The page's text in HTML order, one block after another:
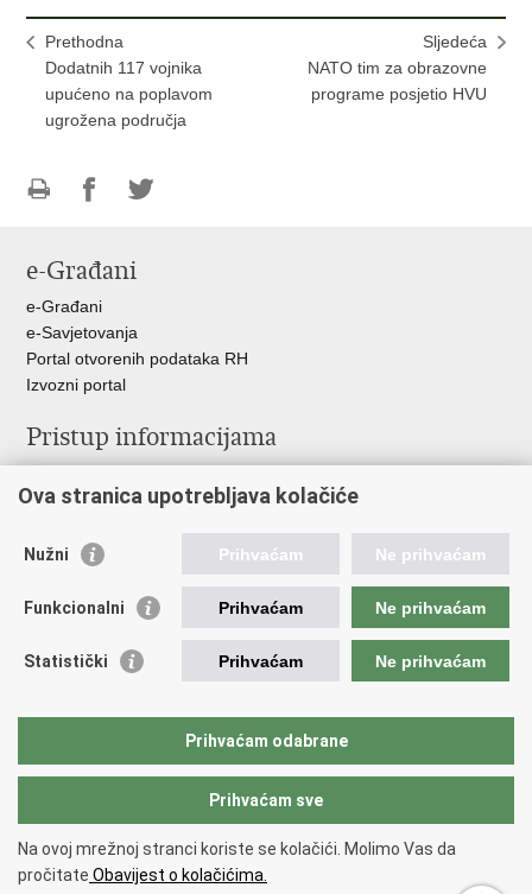
Prethodna
Dodatnih 117 vojnika
upućeno na poplavom
ugrožena područja
Sljedeća
NATO tim za obrazovne
programe posjetio HVU
FacebookuTwitteru
e-Građani
e-Građani
e-Savjetovanja
Portal otvorenih podataka RH
Izvozni portal
Pristup informacijama
Izjava o pristupačnosti
Ravnopravnost spolova u MORH-u i OSRH
Važne poveznice
Vlada RH
Hrvatski Sabor
Copyright © 2026 Ministarstvo obrane Republike Hrvatske.
korištenja.
Ova stranica upotrebljava kolačiće
Nužni Prihvaćam Ne prihvaćam
Funkcionalni Prihvaćam Ne prihvaćam
Statistički Prihvaćam Ne prihvaćam
Prihvaćam odabrane
Prihvaćam sve
Na ovoj mrežnoj stranci koriste se kolačići. Molimo Vas da
pročitate Obavijest o kolačićima.